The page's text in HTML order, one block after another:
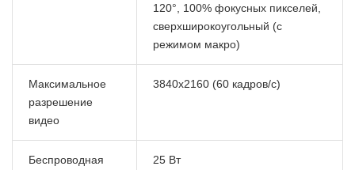
120°, 100% фокусных пикселей,
сверхширокоугольный (с
режимом макро)
Максимальное
разрешение
видео
3840x2160 (60 кадров/с)
Беспроводная
25 Вт